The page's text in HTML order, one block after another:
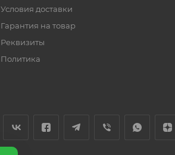
Условия доставки
Гарантия на товар
Реквизиты
Политика